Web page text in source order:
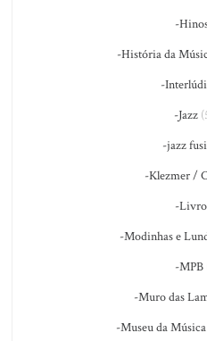
-
-História da
-
-Jazz
-jazz
-Klezmer /
-
-Modinhas e
-MPB
-Muro das
-Museu da